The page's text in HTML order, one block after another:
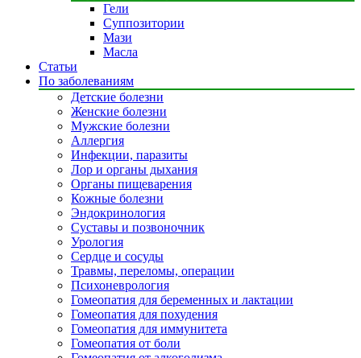
Гели
Суппозитории
Мази
Масла
Статьи
По заболеваниям
Детские болезни
Женские болезни
Мужские болезни
Аллергия
Инфекции, паразиты
Лор и органы дыхания
Органы пищеварения
Кожные болезни
Эндокринология
Суставы и позвоночник
Урология
Сердце и сосуды
Травмы, переломы, операции
Психоневрология
Гомеопатия для беременных и лактации
Гомеопатия для похудения
Гомеопатия для иммунитета
Гомеопатия от боли